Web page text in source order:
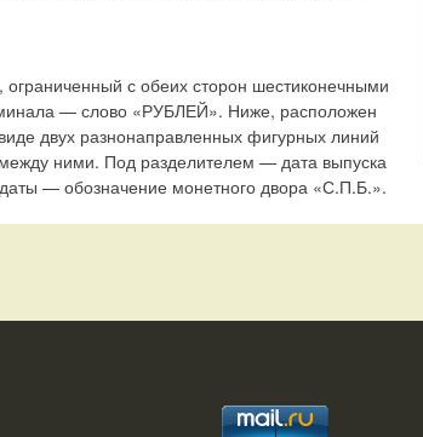
с обеих сторон шестиконечными
— слово «РУБЛЕЙ». Ниже, расположен
двух разнонаправленных фигурных линий
ними. Под разделителем — дата выпуска
— обозначение монетного двора «С.П.Б.».